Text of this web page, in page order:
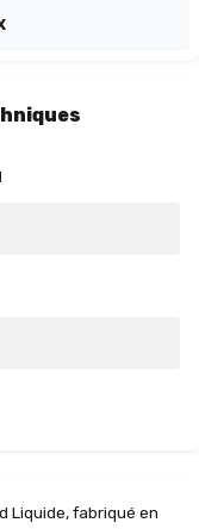
Liquide, fabriqué en